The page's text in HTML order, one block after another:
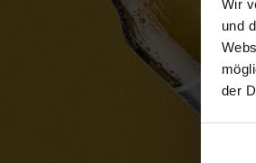
Wir
und
der